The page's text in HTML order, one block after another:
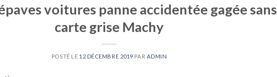
voitures panne accidentée gagée sans
carte grise Machy
POSTÉ LE 12 DÉCEMBRE 2019 PAR ADMIN